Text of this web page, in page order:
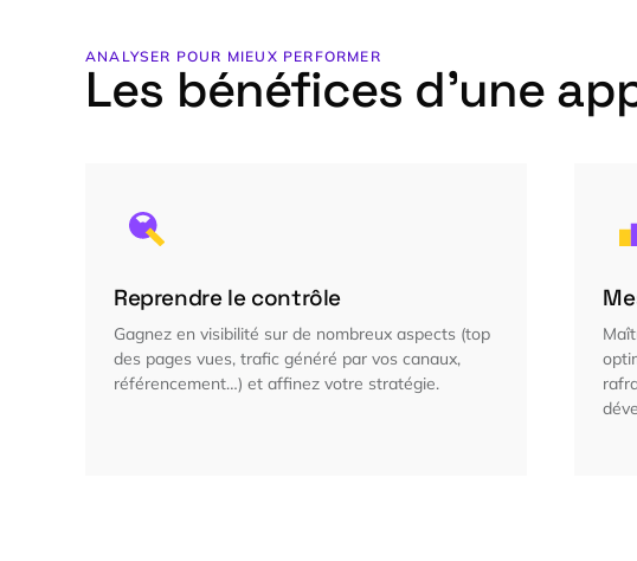
ANALYSER POUR MIEUX PERFORMER
Les bénéfices d’une
Reprendre le contrôle
Gagnez en visibilité sur de nombreux aspects (top
des pages vues, trafic généré par vos canaux,
référencement…) et affinez votre stratégie.